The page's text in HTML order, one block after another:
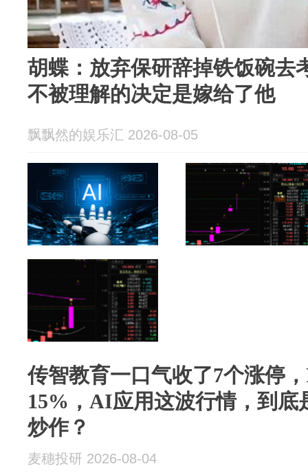
胡蝶：放弃保研辞掉铁饭碗去
不被理解的决定是嫁给了他
飘飘然的娱乐汇 2026-08-05
传智教育一口气收了7个涨停
15%，AI应用这波行情，到底
炒作？
麦穗投研 2026-08-04